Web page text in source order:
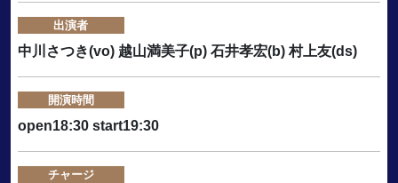
出演者
中川さつき(vo) 越山満美子(p) 石井孝宏(b) 村上友(ds)
開演時間
open18:30 start19:30
チャージ